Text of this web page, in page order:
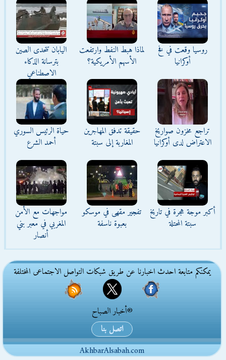
روسيا وقعت في فخ
أوكرانيا
لماذا هبط النفط وارتفعت
الأسهم الأمريكية؟
اليابان تتحدى الصين
بترسانة الذكاء
الاصطناعي
تراجع مخزون صواريخ
الاعتراض لدى أوكرانيا
حقيقة تدفق المهاجرين
المغاربة إلى سبتة
حياة الرئيس السوري
أحمد الشرع
أكبر موجة هجرة في تاريخ
سبتة المحتلة
تفجير مقهى في موسكو
بعبوة ناسفة
مواجهات مع الأمن
المغربي في معبر بني
أنصار
يمكنكم متابعة احدث اخبارنا عن طريق شبكات التواصل الاجتماعى المختلفة
®أخبار الصباح
اتصل بنا
AkhbarAlsabah.com